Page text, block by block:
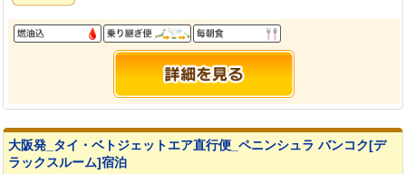
大阪発_タイ・ベトジェットエア直行便_ペニンシュラ バンコク[デ
ラックスルーム]宿泊